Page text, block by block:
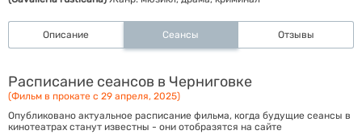
Описание Сеансы Отзывы
Расписание сеансов в Черниговке
(Фильм в прокате с 29 апреля, 2025)
Опубликовано актуальное расписание фильма, когда будущие сеансы в
кинотеатрах станут известны - они отобразятся на сайте